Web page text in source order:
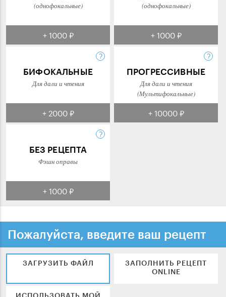
(однофокальные)
+ 1000 ₽
(однофокальные)
+ 1000 ₽
БИФОКАЛЬНЫЕ
Для дали и чтения
+ 2000 ₽
ПРОГРЕССИВНЫЕ
Для дали и чтения
(Мультифокальные)
+ 10000 ₽
БЕЗ РЕЦЕПТА
Фэшн оправы
+ 1000 ₽
Пожалуйста, введите ваш рецепт
ЗАГРУЗИТЬ ФАЙЛ
ЗАПОЛНИТЬ РЕЦЕПТ
ONLINE
ИСПОЛЬЗОВАТЬ МОЙ